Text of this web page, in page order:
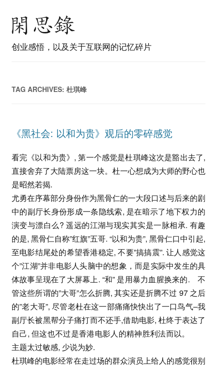
创业感悟，以及关于互联网的记忆碎片
TAG ARCHIVES: 杜琪峰
《黑社会: 以和为贵》观后的零碎感觉
看完《以和为贵》, 第一个感觉是杜琪峰这次是豁出去了,
直接舍弃了大陆票房这一块。杜一心想成为大师的野心也
是昭然若揭.
尤勇在序幕部分身份作为黑骨仁的一大段口述与后来的剧
中的副厅长身份形成一条隐线索, 是在暗示了地下权力的
演变与漂白么? 遥远的江湖与现实其实是一脉相承. 有趣
的是, 黑骨仁自称”红旗”五哥. “以和为贵”, 黑骨仁口中引起,
至电影结尾处的希望香港稳定, 不要”搞搞震”. 让人感觉这
个”江湖”并非电影人头脑中的想象，而是实际中发生的具
体故事呈现在了大屏幕上. “和” 是用暴力血腥换来的. 不
管这些所谓的”大哥”怎么折腾, 其实还是折腾不过 97 之后
的”老大哥”, 尽管老杜在这一部痛痛快快出了一口鸟气–我
副厅长被黑帮分子痛打而不还手,借助电影, 杜终于表达了
自己, 但这也不过是香港电影人的精神胜利法而以。
主题太过敏感, 少说为妙.
杜琪峰的电影经常在走过场的群众演员上给人的感觉很别